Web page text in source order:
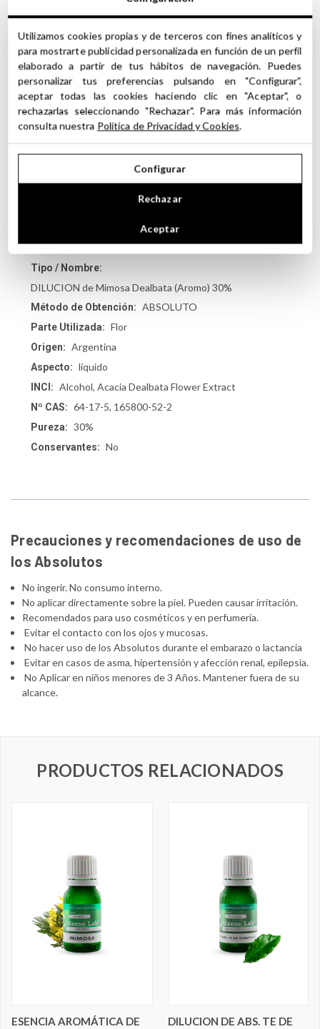
FICHA TÉCNICA
Tipo / Nombre:
DILUCION de Mimosa Dealbata (Aromo) 30%
Método de Obtención: ABSOLUTO
Parte Utilizada: Flor
Origen: Argentina
Aspecto: líquido
INCI: Alcohol, Acacia Dealbata Flower Extract
Nº CAS: 64-17-5, 165800-52-2
Pureza: 30%
Conservantes: No
En aromaterapia, para aliviar el estrés y mejorar el
estado de ánimo.
Como ingrediente en velas aromáticas y aceites
esenciales para crear un ambiente relajante.
En baños de inmersión para calmar la piel y la mente,
proporcionando una sensación de bienestar general.
ElAbsoluto de Mimosa es una excelente opción para
quienes buscan un producto cosmético natural y versátil
aporta beneficios emocionales y sensoriales a través de
su fragancia delicada y floral.
Precauciones y recomendaciones de uso de
los Absolutos
No ingerir. No consumo interno.
No aplicar directamente sobre la piel. Pueden causar irritación.
Recomendados para uso cosméticos y en perfumería.
Evitar el contacto con los ojos y mucosas.
No hacer uso de los Absolutos durante el embarazo o lactancia
Evitar en casos de asma, hipertensión y afección renal, epilepsia.
No Aplicar en niños menores de 3 Años. Mantener fuera de su
alcance.
PRODUCTOS RELACIONADOS
ESENCIA AROMÁTICA DE
DILUCION DE ABS. TE DE
Utilizamos cookies propias y de terceros con fines analíticos y
para mostrarte publicidad personalizada en función de un perfil
elaborado a partir de tus hábitos de navegación. Puedes
personalizar tus preferencias pulsando en "Configurar",
aceptar todas las cookies haciendo clic en "Aceptar", o
rechazarlas seleccionando "Rechazar". Para más información
consulta nuestra Política de Privacidad y Cookies.
Configurar
Rechazar
Aceptar